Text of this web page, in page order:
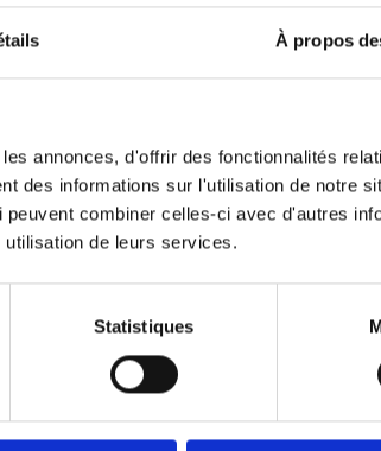
À propos
annonces, d'offrir des fonctionnalités
des informations sur l'utilisation de notre
combiner celles-ci avec d'autres
de leurs services.
Statistiques